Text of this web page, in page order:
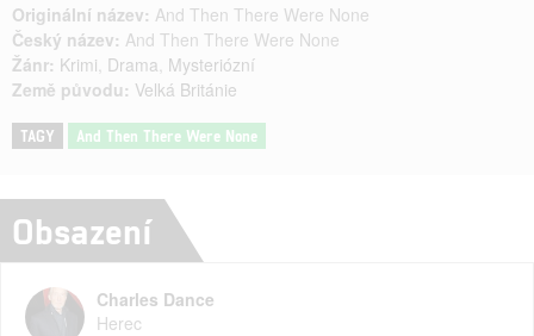
Originální název: And Then There Were None
Český název: And Then There Were None
Žánr: Krimi Drama Mysteriózní
Země původu: Velká Británie
TAGY And Then There Were None
Obsazení
Charles Dance
Herec